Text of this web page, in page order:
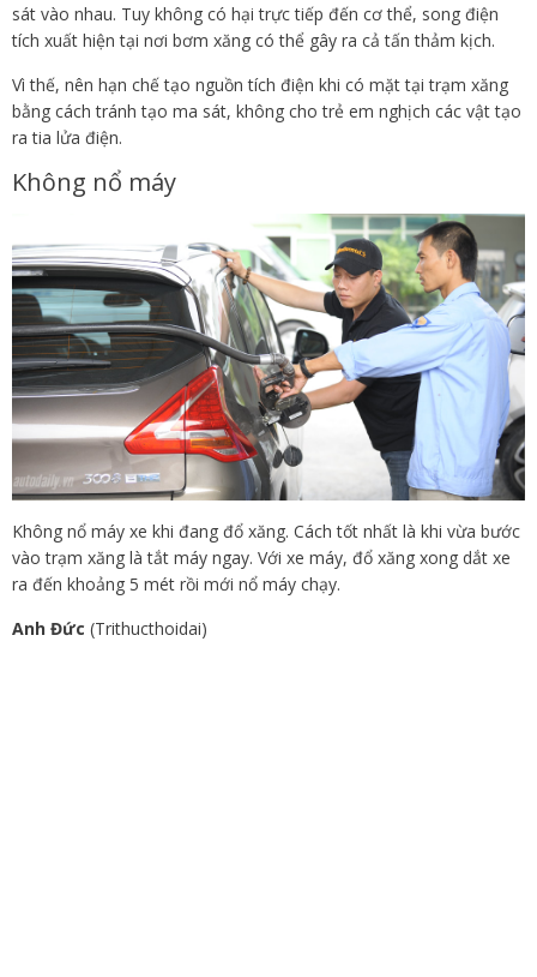
sát vào nhau. Tuy không có hại trực tiếp đến cơ thể, song điện
tích xuất hiện tại nơi bơm xăng có thể gây ra cả tấn thảm kịch.
Vì thế, nên hạn chế tạo nguồn tích điện khi có mặt tại trạm xăng
bằng cách tránh tạo ma sát, không cho trẻ em nghịch các vật tạo
ra tia lửa điện.
Không nổ máy
Không nổ máy xe khi đang đổ xăng. Cách tốt nhất là khi vừa bước
vào trạm xăng là tắt máy ngay. Với xe máy, đổ xăng xong dắt xe
ra đến khoảng 5 mét rồi mới nổ máy chạy.
Anh Đức (Trithucthoidai)